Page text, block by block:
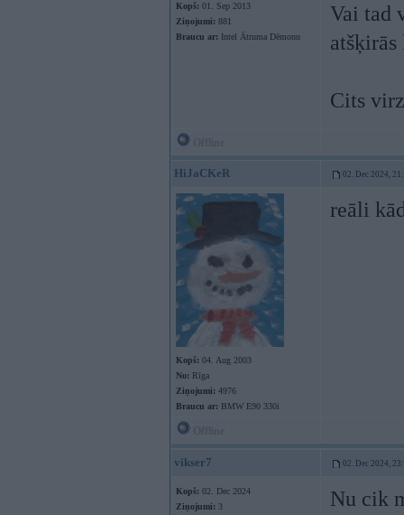
Kopš: 01. Sep 2013
Ziņojumi: 881
Braucu ar: Intel Ātruma Dēmonu
Vai tad
Cits
HiJaCKeR 02. Dec 2024,
Kopš: 04. Aug 2003
No: Rīga
Ziņojumi: 4976
Braucu ar: BMW E90 330i
reāli
vikser7 02. Dec 2024,
Kopš: 02. Dec 2024
Ziņojumi: 3
Nu cik